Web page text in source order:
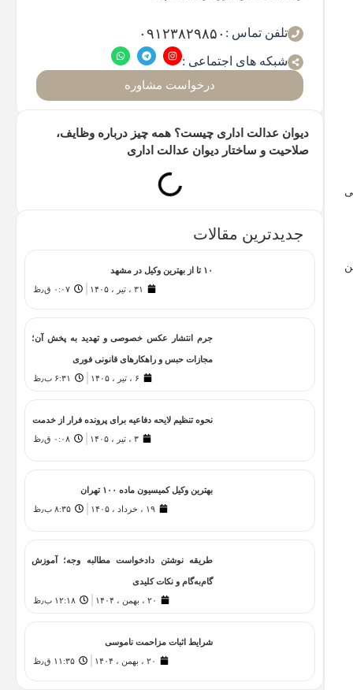
تلفن تماس : ۰۹۱۲۳۸۲۹۸۵۰
شبکه های اجتماعی :
درخواست مشاوره
دیوان عدالت اداری چیست؟ همه چیز درباره وظایف،
صلاحیت و ساختار دیوان عدالت اداری
جدیدترین مقالات
۱۰ تا از بهترین وکیل در مشهد
۳۱ ، تیر ، ۱۴۰۵
۰:۰۷ ق٫ظ
جرم انتشار عکس خصوصی و تهدید به پخش آن؛
مجازات حبس و راهکارهای قانونی فوری
۶ ، تیر ، ۱۴۰۵
۶:۳۱ ب٫ظ
نحوه تنظیم لایحه دفاعیه برای پرونده فرار از خدمت
۳ ، تیر ، ۱۴۰۵
۰:۰۸ ق٫ظ
بهترین وکیل کمیسیون ماده ۱۰۰ تهران
۱۹ ، خرداد ، ۱۴۰۵
۸:۳۵ ب٫ظ
طریقه نوشتن دادخواست مطالبه وجه؛ آموزش
گام‌به‌گام و نکات کلیدی
۲۰ ، بهمن ، ۱۴۰۴
۱۲:۱۸ ب٫ظ
شرایط اثبات مزاحمت ناموسی
۲۰ ، بهمن ، ۱۴۰۴
۱۱:۳۵ ق٫ظ